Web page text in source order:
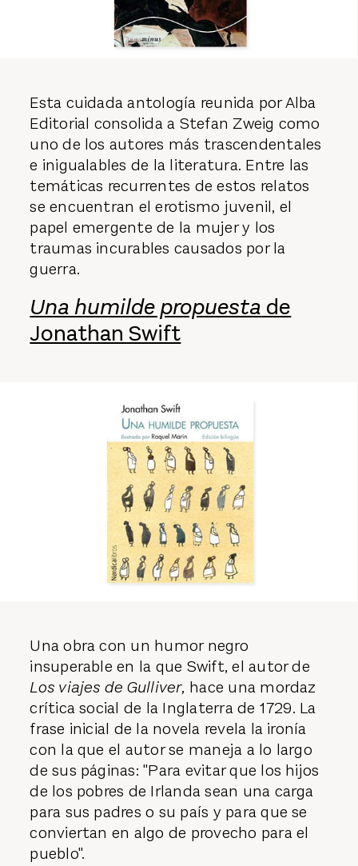
Esta cuidada antología reunida por Alba
Editorial consolida a Stefan Zweig como
uno de los autores más trascendentales
e inigualables de la literatura. Entre las
temáticas recurrentes de estos relatos
se encuentran el erotismo juvenil, el
papel emergente de la mujer y los
traumas incurables causados por la
guerra.
Una humilde propuesta de
Jonathan Swift
Una obra con un humor negro
insuperable en la que Swift, el autor de
Los viajes de Gulliver, hace una mordaz
crítica social de la Inglaterra de 1729. La
frase inicial de la novela revela la ironía
con la que el autor se maneja a lo largo
de sus páginas: "Para evitar que los hijos
de los pobres de Irlanda sean una carga
para sus padres o su país y para que se
conviertan en algo de provecho para el
pueblo".